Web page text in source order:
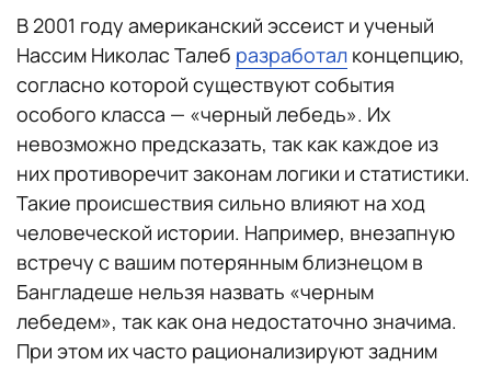
В 2001 году американский эссеист и ученый
Нассим Николас Талеб разработал концепцию,
согласно которой существуют события
особого класса — «черный лебедь». Их
невозможно предсказать, так как каждое из
них противоречит законам логики и статистики.
Такие происшествия сильно влияют на ход
человеческой истории. Например, внезапную
встречу с вашим потерянным близнецом в
Бангладеше нельзя назвать «черным
лебедем», так как она недостаточно значима.
При этом их часто рационализируют задним